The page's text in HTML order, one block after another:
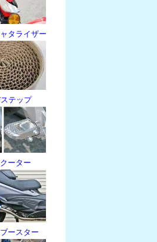
タライザー
テップ
ーター
ースター